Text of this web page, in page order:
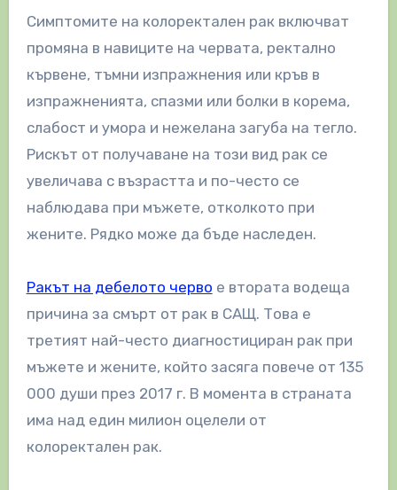
Симптомите на колоректален рак включват
промяна в навиците на червата, ректално
кървене, тъмни изпражнения или кръв в
изпражненията, спазми или болки в корема,
слабост и умора и нежелана загуба на тегло.
Рискът от получаване на този вид рак се
увеличава с възрастта и по-често се
наблюдава при мъжете, отколкото при
жените. Рядко може да бъде наследен.
Ракът на дебелото черво е втората водеща
причина за смърт от рак в САЩ. Това е
третият най-често диагностициран рак при
мъжете и жените, който засяга повече от 135
000 души през 2017 г. В момента в страната
има над един милион оцелели от
колоректален рак.